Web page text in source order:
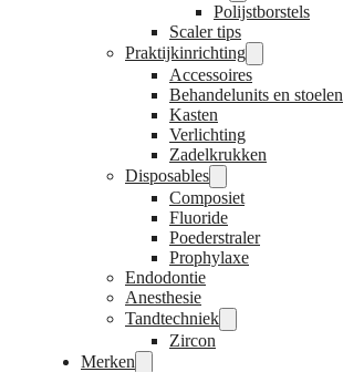
Polijstborstels
Scaler tips
Praktijkinrichting
Accessoires
Behandelunits en stoelen
Kasten
Verlichting
Zadelkrukken
Disposables
Composiet
Fluoride
Poederstraler
Prophylaxe
Endodontie
Anesthesie
Tandtechniek
Zircon
Merken